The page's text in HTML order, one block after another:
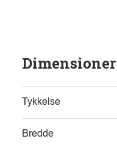
Dimensioner
Tykkelse
Bredde